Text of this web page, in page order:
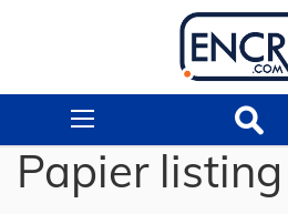
Papier